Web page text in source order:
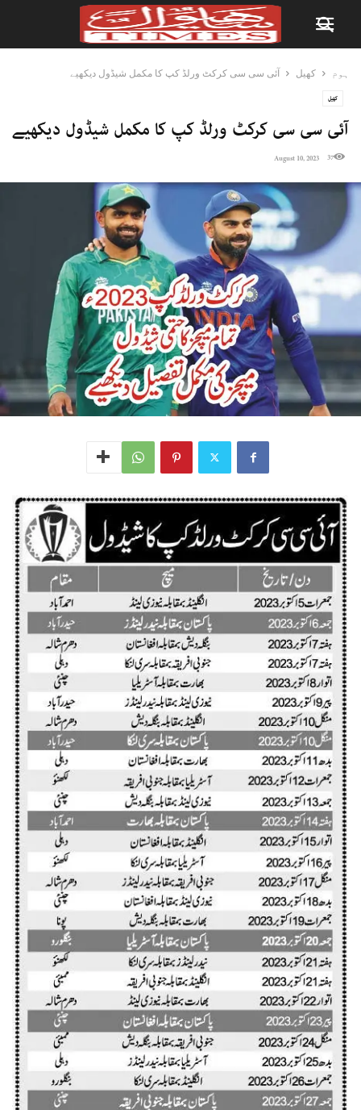
ہوم کھیل آئی سی سی کرکٹ ورلڈ کپ کا مکمل شیڈول دیکھیے
کھیل
آئی سی سی کرکٹ ورلڈ کپ کا مکمل شیڈول دیکھیے
August 10, 2023 37